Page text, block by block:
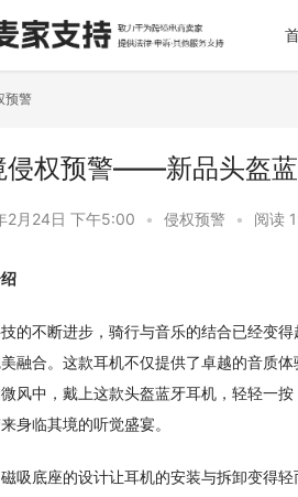
预警
侵权预警——新品头盔蓝
2月24日 下午5:00 • 侵权预警 • 阅读
的不断进步，骑行与音乐的结合已经变
融合。这款耳机不仅提供了卓越的音质
风中，戴上这款头盔蓝牙耳机，轻轻一按
身临其境的听觉盛宴。
吸底座的设计让耳机的安装与拆卸变得